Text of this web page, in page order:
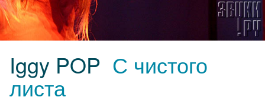
Iggy POP С чистого
листа